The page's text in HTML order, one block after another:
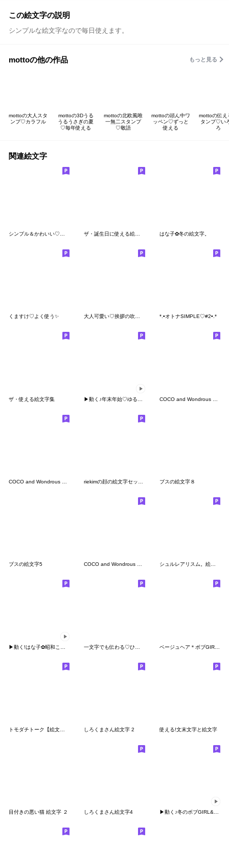
この絵文字の説明
シンプルな絵文字なので毎日使えます。
mottoの他の作品 もっと見る
mottoの大人スタ
ンプ♡カラフル
mottoの3Dうる
うるうさぎの夏
♡毎年使える
mottoの北欧風唯
一無二スタンプ
♡敬語
mottoの頭ん中ワ
ッペン♡ずっと
使える
mottoの伝え
タンプ♡い
ろ
関連絵文字
はな子✿冬の絵文字。
くますけ♡よく使う✨ 大人可愛い♡挨拶の吹き出し *.•オトナSIMPLE♡#2•.*
ザ・使える絵文字集
ブスの絵文字８
ブスの絵文字5 COCO and Wondrous Emoji 6 シュルレアリスム。絵文字 4コめ
ベージュヘア＊ボブGIRL♡文字入り絵文字
しろくまさん絵文字 2 使える!文末文字と絵文字
目付きの悪い猫 絵文字 ２ しろくまさん絵文字4 ▶︎動く♪冬のボブGIRL&どうぶつ